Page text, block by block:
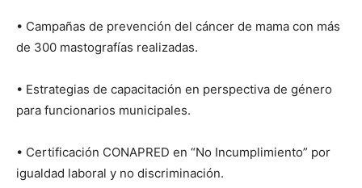
• Campañas de prevención del cáncer de mama con más
de 300 mastografías realizadas.
• Estrategias de capacitación en perspectiva de género
para funcionarios municipales.
• Certificación CONAPRED en “No Incumplimiento” por
igualdad laboral y no discriminación.